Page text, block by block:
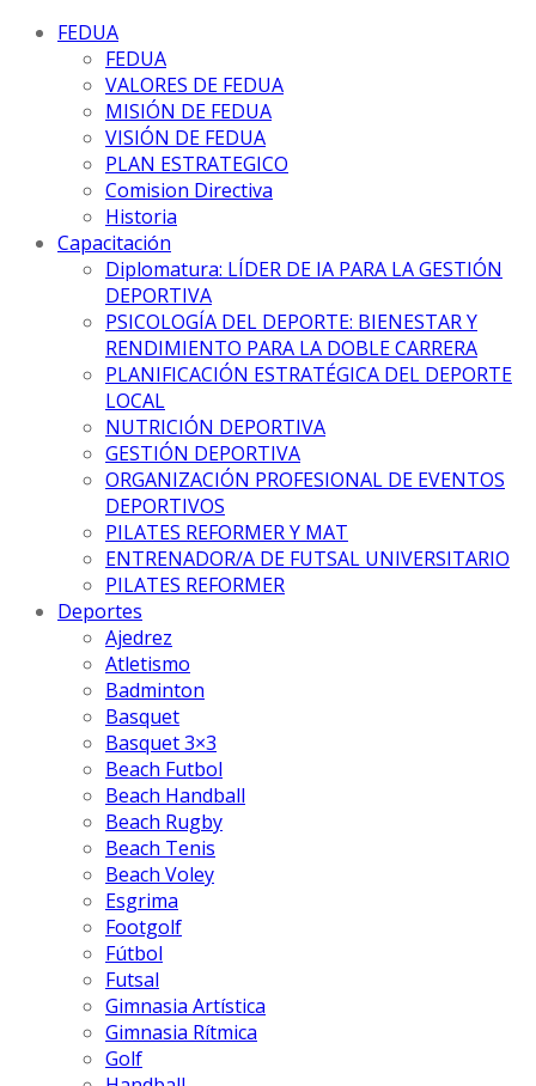
FEDUA
FEDUA
VALORES DE FEDUA
MISIÓN DE FEDUA
VISIÓN DE FEDUA
PLAN ESTRATEGICO
Comision Directiva
Historia
Capacitación
Diplomatura: LÍDER DE IA PARA LA GESTIÓN
DEPORTIVA
PSICOLOGÍA DEL DEPORTE: BIENESTAR Y
RENDIMIENTO PARA LA DOBLE CARRERA
PLANIFICACIÓN ESTRATÉGICA DEL DEPORTE
LOCAL
NUTRICIÓN DEPORTIVA
GESTIÓN DEPORTIVA
ORGANIZACIÓN PROFESIONAL DE EVENTOS
DEPORTIVOS
PILATES REFORMER Y MAT
ENTRENADOR/A DE FUTSAL UNIVERSITARIO
PILATES REFORMER
Deportes
Ajedrez
Atletismo
Badminton
Basquet
Basquet 3×3
Beach Futbol
Beach Handball
Beach Rugby
Beach Tenis
Beach Voley
Esgrima
Footgolf
Fútbol
Futsal
Gimnasia Artística
Gimnasia Rítmica
Golf